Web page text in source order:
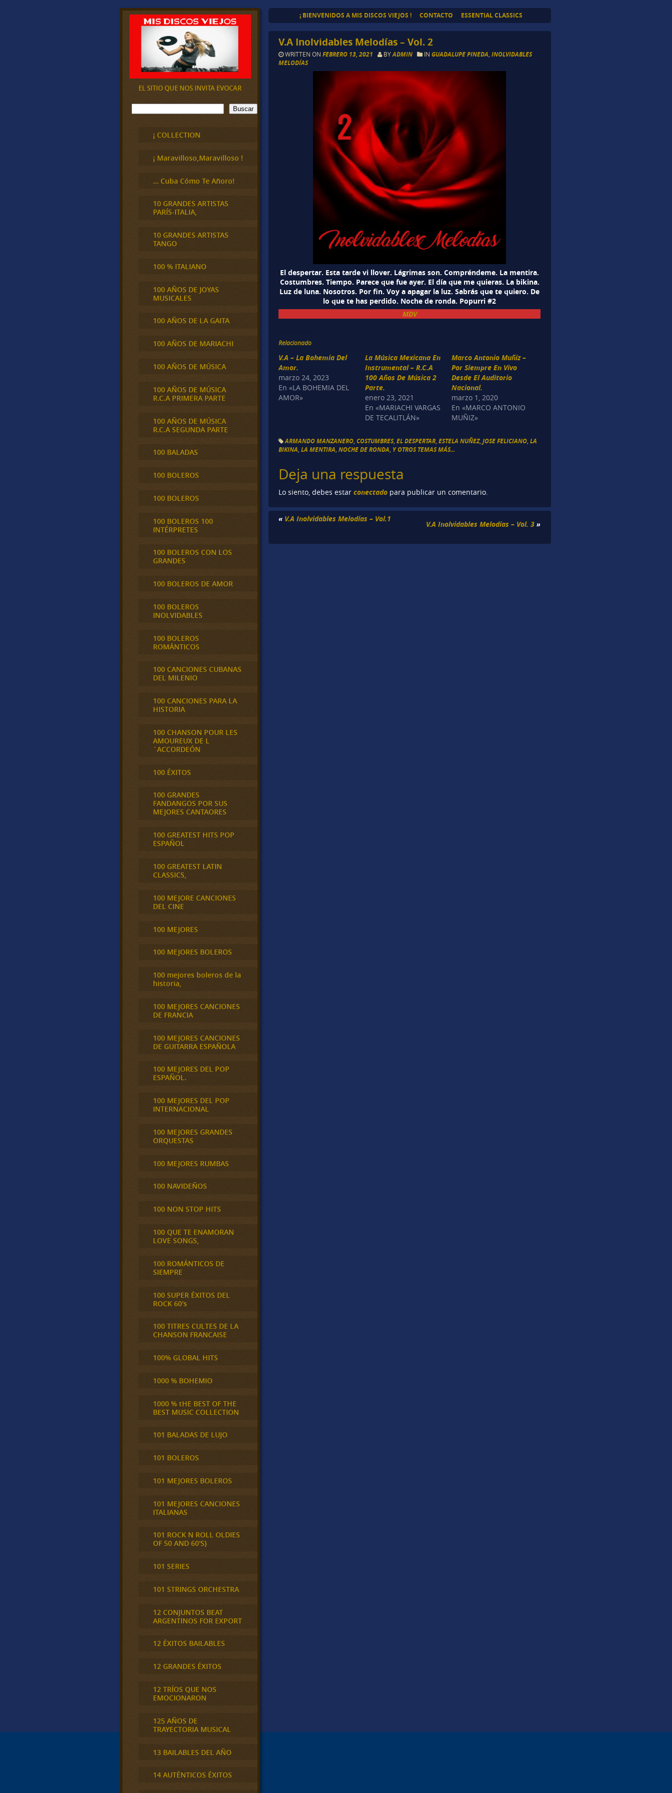
¡ BIENVENIDOS A MIS DISCOS VIEJOS ! CONTACTO ESSENTIAL CLASSICS
V.A Inolvidables Melodías – Vol. 2
WRITTEN ONFEBRERO 13, 2021 BYADMIN INGUADALUPE PINEDA ,INOLVIDABLES
MELODÍAS
El despertar. Esta tarde vi llover. Lágrimas son. Compréndeme. La mentira.
Costumbres. Tiempo. Parece que fue ayer. El día que me quieras. La bikina.
Luz de luna. Nosotros. Por fin. Voy a apagar la luz. Sabrás que te quiero. De
lo que te has perdido. Noche de ronda. Popurri #2
MDV
Relacionado
V.A – La Bohemia Del
Amor.
marzo 24, 2023
En «LA BOHEMIA DEL
AMOR»
La Música Mexicana En
Instrumental – R.C.A
100 Años De Música 2
Parte.
enero 23, 2021
En «MARIACHI VARGAS
DE TECALITLÁN»
Marco Antonio Muñiz –
Por Siempre En Vivo
Desde El Auditorio
Nacional.
marzo 1, 2020
En «MARCO ANTONIO
MUÑIZ»
ARMANDO MANZANERO ,COSTUMBRES,EL DESPERTAR ,ESTELA NUÑEZ,JOSE FELICIANO ,LA
BIKINA ,LA MENTIRA ,NOCHE DE RONDA Y OTROS TEMAS MÁS...
Deja una respuesta
Lo siento, debes estarconectado para publicar un comentario.
« V.A Inolvidables Melodías – Vol.1
V.A Inolvidables Melodías – Vol. 3 »
EL SITIO QUE NOS INVITA EVOCAR
B
u
Buscar
¡ COLLECTION
¡ Maravilloso,Maravilloso !
… Cuba Cómo Te Añoro!
10 GRANDES ARTISTAS
PARÍS-ITALIA,
10 GRANDES ARTISTAS
TANGO
100 % ITALIANO
100 AÑOS DE JOYAS
MUSICALES
100 AÑOS DE LA GAITA
100 AÑOS DE MARIACHI
100 AÑOS DE MÚSICA
100 AÑOS DE MÚSICA
R.C.A PRIMERA PARTE
100 AÑOS DE MÚSICA
R.C.A SEGUNDA PARTE
100 BALADAS
100 BOLEROS
100 BOLEROS
100 BOLEROS 100
INTÉRPRETES
100 BOLEROS CON LOS
GRANDES
100 BOLEROS DE AMOR
100 BOLEROS
INOLVIDABLES
100 BOLEROS
ROMÁNTICOS
100 CANCIONES CUBANAS
DEL MILENIO
100 CANCIONES PARA LA
HISTORIA
100 CHANSON POUR LES
AMOUREUX DE L
´ACCORDEÓN
100 ÉXITOS
100 GRANDES
FANDANGOS POR SUS
MEJORES CANTAORES
100 GREATEST HITS POP
ESPAÑOL
100 GREATEST LATIN
CLASSICS,
100 MEJORE CANCIONES
DEL CINE
100 MEJORES
100 MEJORES BOLEROS
100 mejores boleros de la
historia,
100 MEJORES CANCIONES
DE FRANCIA
100 MEJORES CANCIONES
DE GUITARRA ESPAÑOLA
100 MEJORES DEL POP
ESPAÑOL.
100 MEJORES DEL POP
INTERNACIONAL
100 MEJORES GRANDES
ORQUESTAS
100 MEJORES RUMBAS
100 NAVIDEÑOS
100 NON STOP HITS
100 QUE TE ENAMORAN
LOVE SONGS,
100 ROMÁNTICOS DE
SIEMPRE
100 SUPER ÉXITOS DEL
ROCK 60's
100 TITRES CULTES DE LA
CHANSON FRANCAISE
100% GLOBAL HITS
1000 % BOHEMIO
1000 % tHE BEST OF THE
BEST MUSIC COLLECTION
101 BALADAS DE LUJO
101 BOLEROS
101 MEJORES BOLEROS
101 MEJORES CANCIONES
ITALIANAS
101 ROCK N ROLL OLDIES
OF 50 AND 60'S}
101 SERIES
101 STRINGS ORCHESTRA
12 CONJUNTOS BEAT
ARGENTINOS FOR EXPORT
12 ÉXITOS BAILABLES
12 GRANDES ÉXITOS
12 TRÍOS QUE NOS
EMOCIONARON
125 AÑOS DE
TRAYECTORIA MUSICAL
13 BAILABLES DEL AÑO
14 AUTÉNTICOS ÉXITOS